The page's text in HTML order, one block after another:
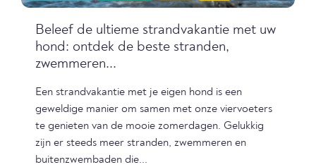
Beleef de ultieme strandvakantie met uw
hond: ontdek de beste stranden,
zwemmeren...
Een strandvakantie met je eigen hond is een
geweldige manier om samen met onze viervoeters
te genieten van de mooie zomerdagen. Gelukkig
zijn er steeds meer stranden, zwemmeren en
buitenzwembaden die...